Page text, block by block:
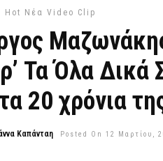
Hot Νέα Video Clip
Τα Όλα Δικά
20 χρόνια
Καπάνταη Posted On 12 Μαρτίου,